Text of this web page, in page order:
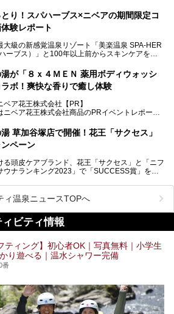
日から楽久屋グループの一員となった「湯舞音
」が新ブランド「YUBUNE SAUNA PARK」を立
いサウナにこだわった遊び心満点の"銭湯×屋外サ
、男女別のお風呂のほか、水着やサウナ着で楽
クなポイントがいっぱい！
取材に行ってきましたので、早速どこより詳しく
います！
り！スパハーブス×ニベアの期間限定コ
験レポート
大級の新感覚温泉リゾート「美楽温泉 SPA-HER
ーブス）」と100年以上前からスキンケアを考
やインスタグラマーとして活躍している、美容＆
の畑瀬愛さんと取材してきました。
ベア花王株式会社【PR】
ニベア花王株式会社商品のPRイベントレポート
が「８ｘ４ＭＥＮ 薬用ボディウォッシ
ボ！爽快な香りで癒し体験
ベア花王株式会社【PR】
ニベア花王株式会社商品のPRイベントレポート
ィウォッシュアイテム「８ｘ４ＭＥＮ 薬用ボデ
にランクインした人気温浴施設「竜泉寺の湯 草
がコラボイベントを期間限定で開催中ということ
の内容をチェックしてきました！
草加谷塚店で開催！花王「サクセス」
ペーン
る頭皮ケアブランド、花王「サクセス」と「ニフ
ウナランキング2023」で「SUCCESS賞」を獲
催。
、気になるその内容を取材してきました！
王株式会社【PR】
ィ温泉ニュースTOPへ
ビティ情報
ティング】初心者OK｜写真無料｜小学生
り遊べる｜温水シャワー完備
番